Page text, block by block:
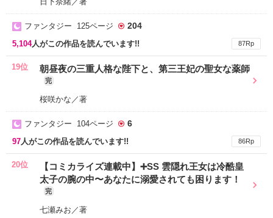
ファンタジー 125ページ 204
5,104人がこの作品を読んでいます!! 87Rp
19位 朝昼夜の三重人格な陛下と、第三王妃の聖女な薬師
完
桜咲かな／著
ファンタジー 104ページ 6
97人がこの作品を読んでいます!! 86Rp
20位
【コミカライズ連載中】➕SS 雲隠れ王女は冷酷皇
太子の腕の中〜あなたに溺愛されても困ります！
完
七瀬みお／著